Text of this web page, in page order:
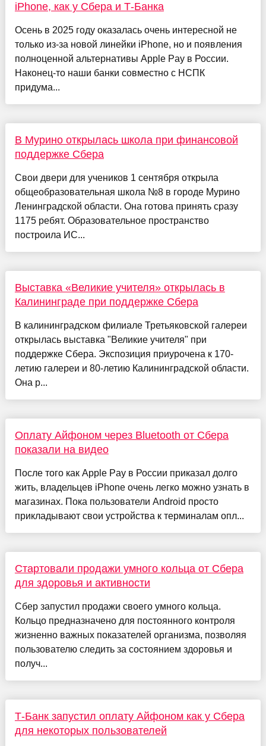
iPhone, как у Сбера и Т-Банка
Осень в 2025 году оказалась очень интересной не
только из-за новой линейки iPhone, но и появления
полноценной альтернативы Apple Pay в России.
Наконец-то наши банки совместно с НСПК
придума...
В Мурино открылась школа при финансовой
поддержке Сбера
Свои двери для учеников 1 сентября открыла
общеобразовательная школа №8 в городе Мурино
Ленинградской области. Она готова принять сразу
1175 ребят. Образовательное пространство
построила ИС...
Выставка «Великие учителя» открылась в
Калининграде при поддержке Сбера
В калининградском филиале Третьяковской галереи
открылась выставка "Великие учителя" при
поддержке Сбера. Экспозиция приурочена к 170-
летию галереи и 80-летию Калининградской области.
Она р...
Оплату Айфоном через Bluetooth от Сбера
показали на видео
После того как Apple Pay в России приказал долго
жить, владельцев iPhone очень легко можно узнать в
магазинах. Пока пользователи Android просто
прикладывают свои устройства к терминалам опл...
Стартовали продажи умного кольца от Сбера
для здоровья и активности
Сбер запустил продажи своего умного кольца.
Кольцо предназначено для постоянного контроля
жизненно важных показателей организма, позволяя
пользователю следить за состоянием здоровья и
получ...
Т-Банк запустил оплату Айфоном как у Сбера
для некоторых пользователей